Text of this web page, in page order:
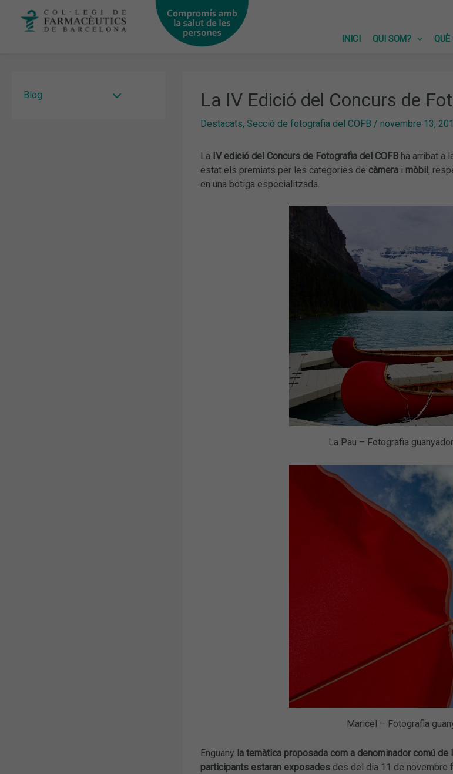
INICI
QUI SOM? QUÈ
Blog La IV Edició del Concurs de
Destacats, Secció de fotografia del COFB / novembre 13,
La IV edició del Concurs de Fotografia del COFBha arribat a
estat els premiats per les categories de càmerai mòbil,
en una botiga especialitzada.
La Pau – Fotografia
Maricel – Fotografia
Enguany la temàtica proposada com a denominador comú
participants estaran exposadesdes del dia 11 de novembre